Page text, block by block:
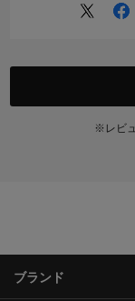
※レビ
ブランド